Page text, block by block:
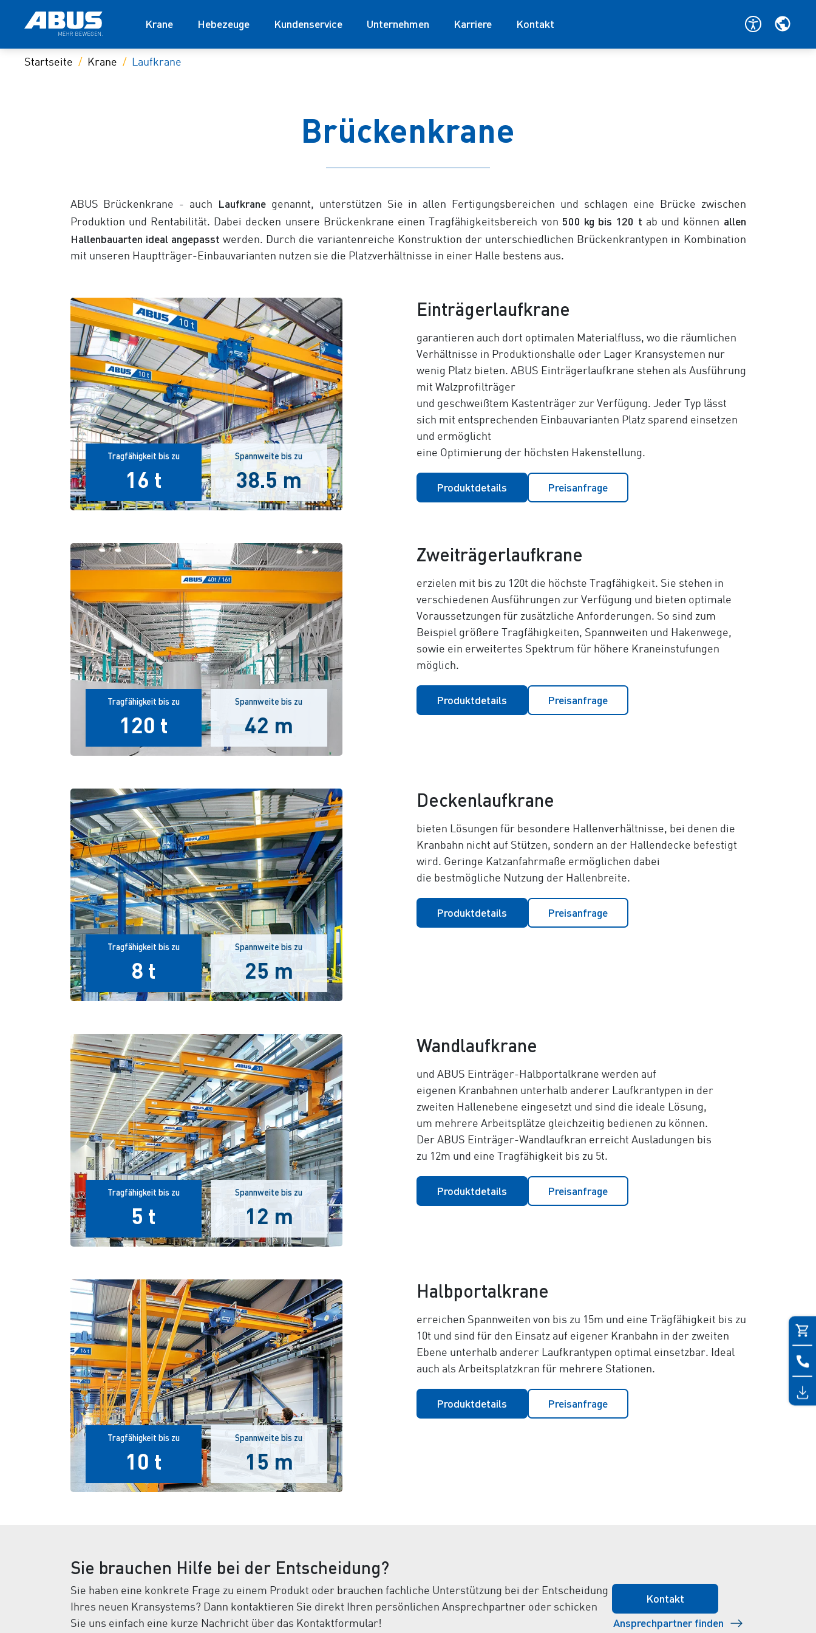
Krane Hebezeuge Kundenservice Unternehmen Karriere Kontakt
Startseite Krane Laufkrane
Brückenkrane
ABUS Brückenkrane - auch Laufkrane genannt, unterstützen Sie in allen Fertigungsbereichen und schlagen eine Brücke zwischen
Produktion und Rentabilität. Dabei decken unsere Brückenkrane einen Tragfähigkeitsbereich von 500 kg bis 120 t ab und können allen
Hallenbauarten ideal angepasst werden. Durch die variantenreiche Konstruktion der unterschiedlichen Brückenkrantypen in Kombination
mit unseren Hauptträger-Einbauvarianten nutzen sie die Platzverhältnisse in einer Halle bestens aus.
Tragfähigkeit bis zu
16 t
Spannweite bis zu
38.5 m
Einträgerlaufkrane
garantieren auch dort optimalen Materialfluss, wo die räumlichen
Verhältnisse in Produktionshalle oder Lager Kransystemen nur
wenig Platz bieten. ABUS Einträgerlaufkrane stehen als Ausführung
mit Walzprofilträger
und geschweißtem Kastenträger zur Verfügung. Jeder Typ lässt
sich mit entsprechenden Einbauvarianten Platz sparend einsetzen
und ermöglicht
eine Optimierung der höchsten Hakenstellung.
Produktdetails Preisanfrage
Tragfähigkeit bis zu
120 t
Spannweite bis zu
42 m
Zweiträgerlaufkrane
erzielen mit bis zu 120t die höchste Tragfähigkeit. Sie stehen in
verschiedenen Ausführungen zur Verfügung und bieten optimale
Voraussetzungen für zusätzliche Anforderungen. So sind zum
Beispiel größere Tragfähigkeiten, Spannweiten und Hakenwege,
sowie ein erweitertes Spektrum für höhere Kraneinstufungen
möglich.
Produktdetails Preisanfrage
Tragfähigkeit bis zu
8 t
Spannweite bis zu
25 m
Deckenlaufkrane
bieten Lösungen für besondere Hallenverhältnisse, bei denen die
Kranbahn nicht auf Stützen, sondern an der Hallendecke befestigt
wird. Geringe Katzanfahrmaße ermöglichen dabei
die bestmögliche Nutzung der Hallenbreite.
Produktdetails Preisanfrage
Tragfähigkeit bis zu
5 t
Spannweite bis zu
12 m
Wandlaufkrane
und ABUS Einträger-Halbportalkrane werden auf
eigenen Kranbahnen unterhalb anderer Laufkrantypen in der
zweiten Hallenebene eingesetzt und sind die ideale Lösung,
um mehrere Arbeitsplätze gleichzeitig bedienen zu können.
Der ABUS Einträger-Wandlaufkran erreicht Ausladungen bis
zu 12m und eine Tragfähigkeit bis zu 5t.
Produktdetails Preisanfrage
Tragfähigkeit bis zu
10 t
Spannweite bis zu
15 m
Halbportalkrane
erreichen Spannweiten von bis zu 15m und eine Trägfähigkeit bis zu
10t und sind für den Einsatz auf eigener Kranbahn in der zweiten
Ebene unterhalb anderer Laufkrantypen optimal einsetzbar. Ideal
auch als Arbeitsplatzkran für mehrere Stationen.
Produktdetails Preisanfrage
Sie brauchen Hilfe bei der Entscheidung?
Sie haben eine konkrete Frage zu einem Produkt oder brauchen fachliche Unterstützung bei der Entscheidung
Ihres neuen Kransystems? Dann kontaktieren Sie direkt Ihren persönlichen Ansprechpartner oder schicken
Sie uns einfach eine kurze Nachricht über das Kontaktformular!
Kontakt
Ansprechpartner finden